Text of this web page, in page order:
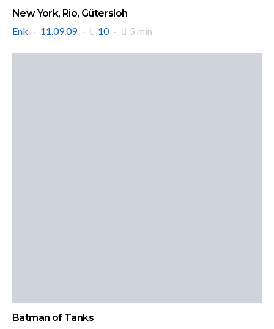
New York, Rio, Gütersloh
Enk
11.09.09 10 5 min
Batman of Tanks